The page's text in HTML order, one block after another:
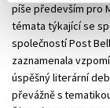
píše především pro
témata týkající se
společností Post
zaznamenala
úspěšný literární
převážně s